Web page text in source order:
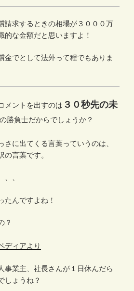
請求するときの相場が３０００万
的な金額だと思いますよ！
金でとして法外って程でもありま
メントを出すのは ３０秒先の未
勝負士だからでしょうか？
さに出てくる言葉っていうのは、
の言葉です。
、
たんですよね！
？
ィアより
事業主、社長さんが１日休んだら
しょうね？